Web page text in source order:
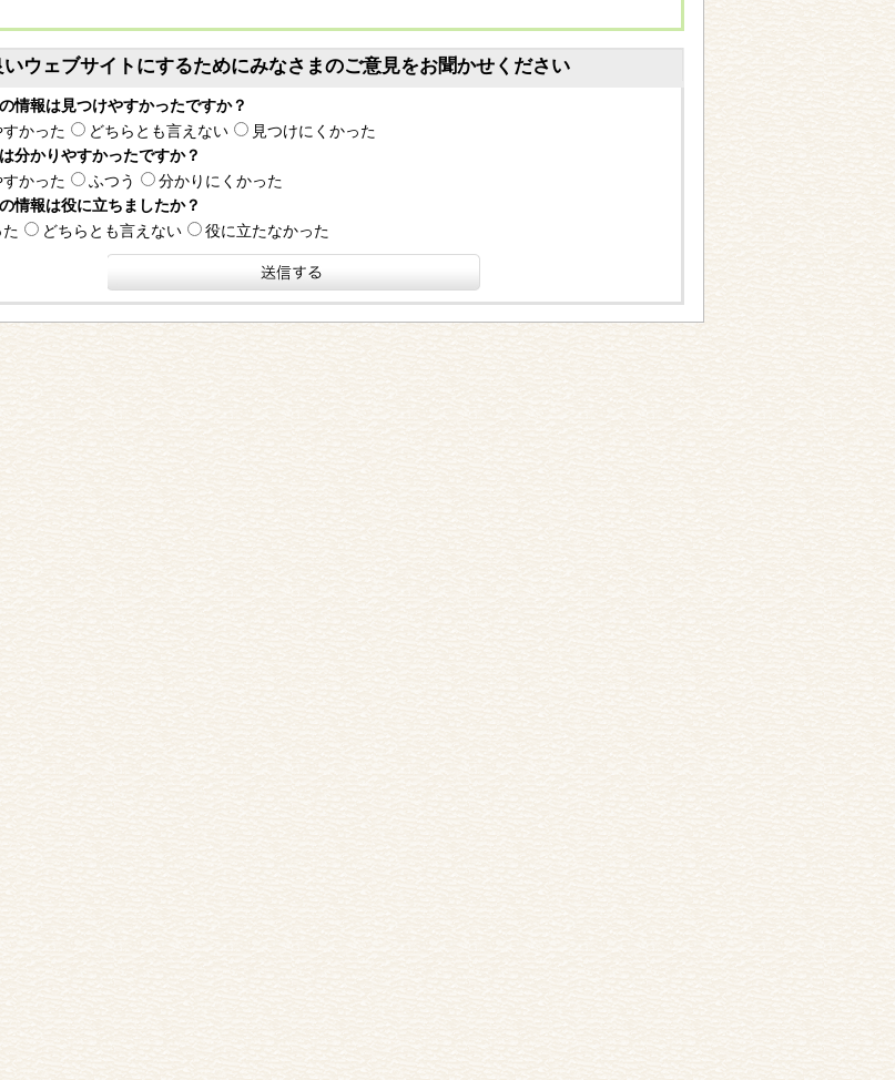
いウェブサイトにするためにみなさまのご意見をお聞かせください
情報は見つけやすかったですか？
すかった
どちらとも言えない
見つけにくかった
分かりやすかったですか？
かった
ふつう
分かりにくかった
情報は役に立ちましたか？
どちらとも言えない 役に立たなかった